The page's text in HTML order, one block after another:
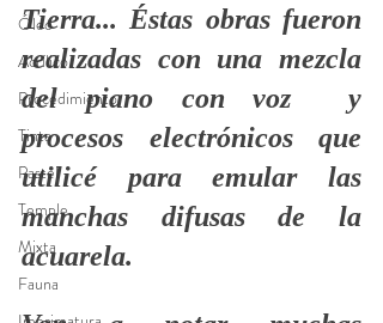
Óleo
Acrílico
Procedimiento
Tinta
Pastel
Temple
Mixta
Fauna
Tierra... Éstas obras fueron
realizadas con una mezcla
del piano con voz  y
procesos electrónicos que
utilicé para emular las
manchas difusas de la
acuarela.